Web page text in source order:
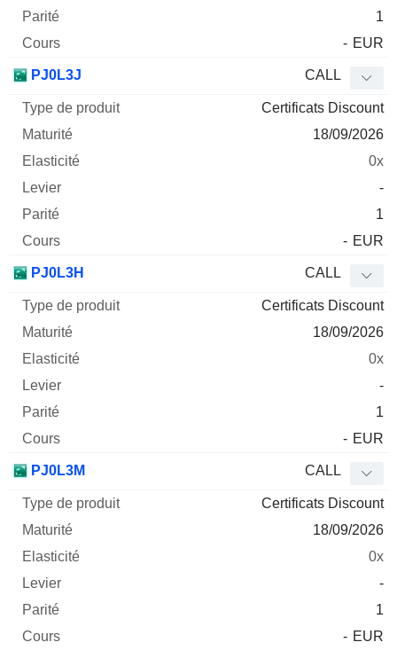
1
- EUR
PJ0L3J CALL
Certificats Discount
18/09/2026
0x
-
1
- EUR
PJ0L3H CALL
Certificats Discount
18/09/2026
0x
-
1
- EUR
PJ0L3M CALL
Certificats Discount
18/09/2026
0x
-
1
- EUR